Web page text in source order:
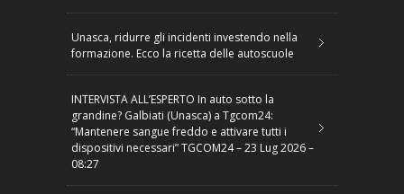
Unasca, ridurre gli incidenti investendo nella
formazione. Ecco la ricetta delle autoscuole
INTERVISTA ALL’ESPERTO In auto sotto la
grandine? Galbiati (Unasca) a Tgcom24:
“Mantenere sangue freddo e attivare tutti i
dispositivi necessari” TGCOM24 – 23 Lug 2026 –
08:27